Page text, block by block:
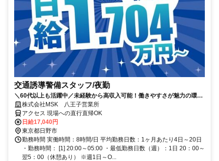
交通誘導警備スタッフ/夜勤
＼60代以上も活躍中／未経験から高収入可能！働きやすさが魅力の環境
で警備員デビューをしませんか！【月収34万円以上可能！日払いも
OK！】勤務3日前迄シフト申請が可能です！週1日～・短期もOK！あな
たのライフスタイルに合わせてお仕事しませんか！未経験者大歓迎！年
代幅広く活躍しています。
株式会社MSK 八王子営業所
アクセス 現場への直行直帰OK
日給17,040円
東京都日野市
勤務時間 実働時間：8時間/日 平均勤務日数：1ヶ月あたり4日～20日
・勤務時間： [1] 20:00～05:00 ・最低勤務日数（週）：1日 20：00～
翌5：00（休憩あり） ※週1日～O...